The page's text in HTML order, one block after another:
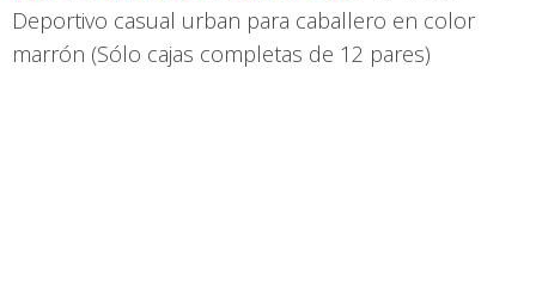
Deportivo casual urban para caballero en color
marrón (Sólo cajas completas de 12 pares)